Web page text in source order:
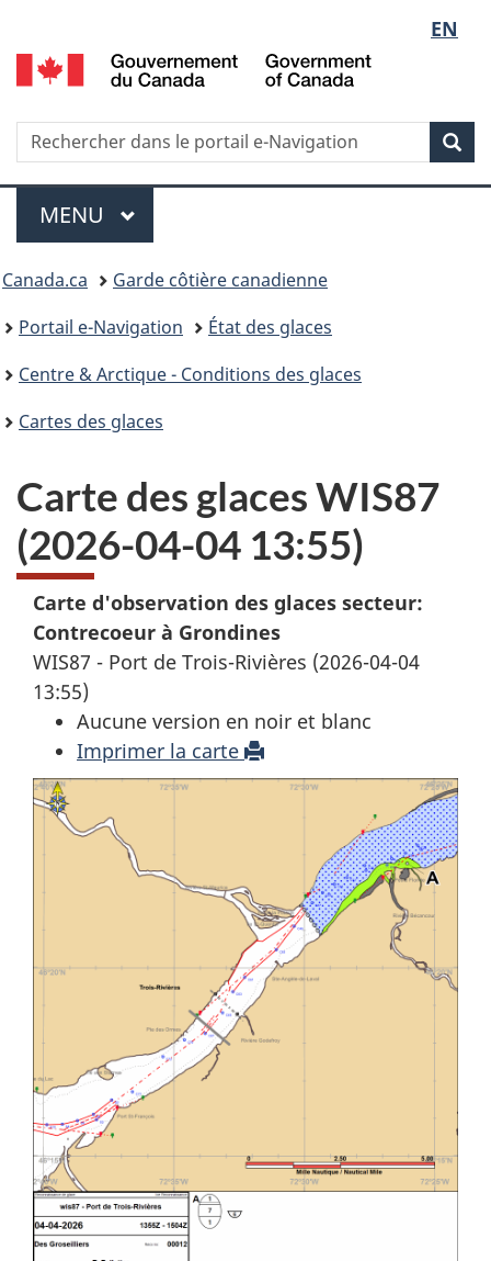
la
langue
EN
of
Recherche
Rechercher
dans
le
portail
Menu
MENU PRINCIPAL
Vous
êtes
ici
:
Canada.ca
Garde côtière canadienne
Portail e-Navigation
État des glaces
Centre & Arctique - Conditions des glaces
Cartes des glaces
Carte des glaces WIS87
(2026-04-04 13:55)
Carte d'observation des glaces secteur:
Contrecoeur à Grondines
WIS87 - Port de Trois-Rivières (2026-04-04
13:55)
Aucune version en noir et blanc
Imprimer la carte